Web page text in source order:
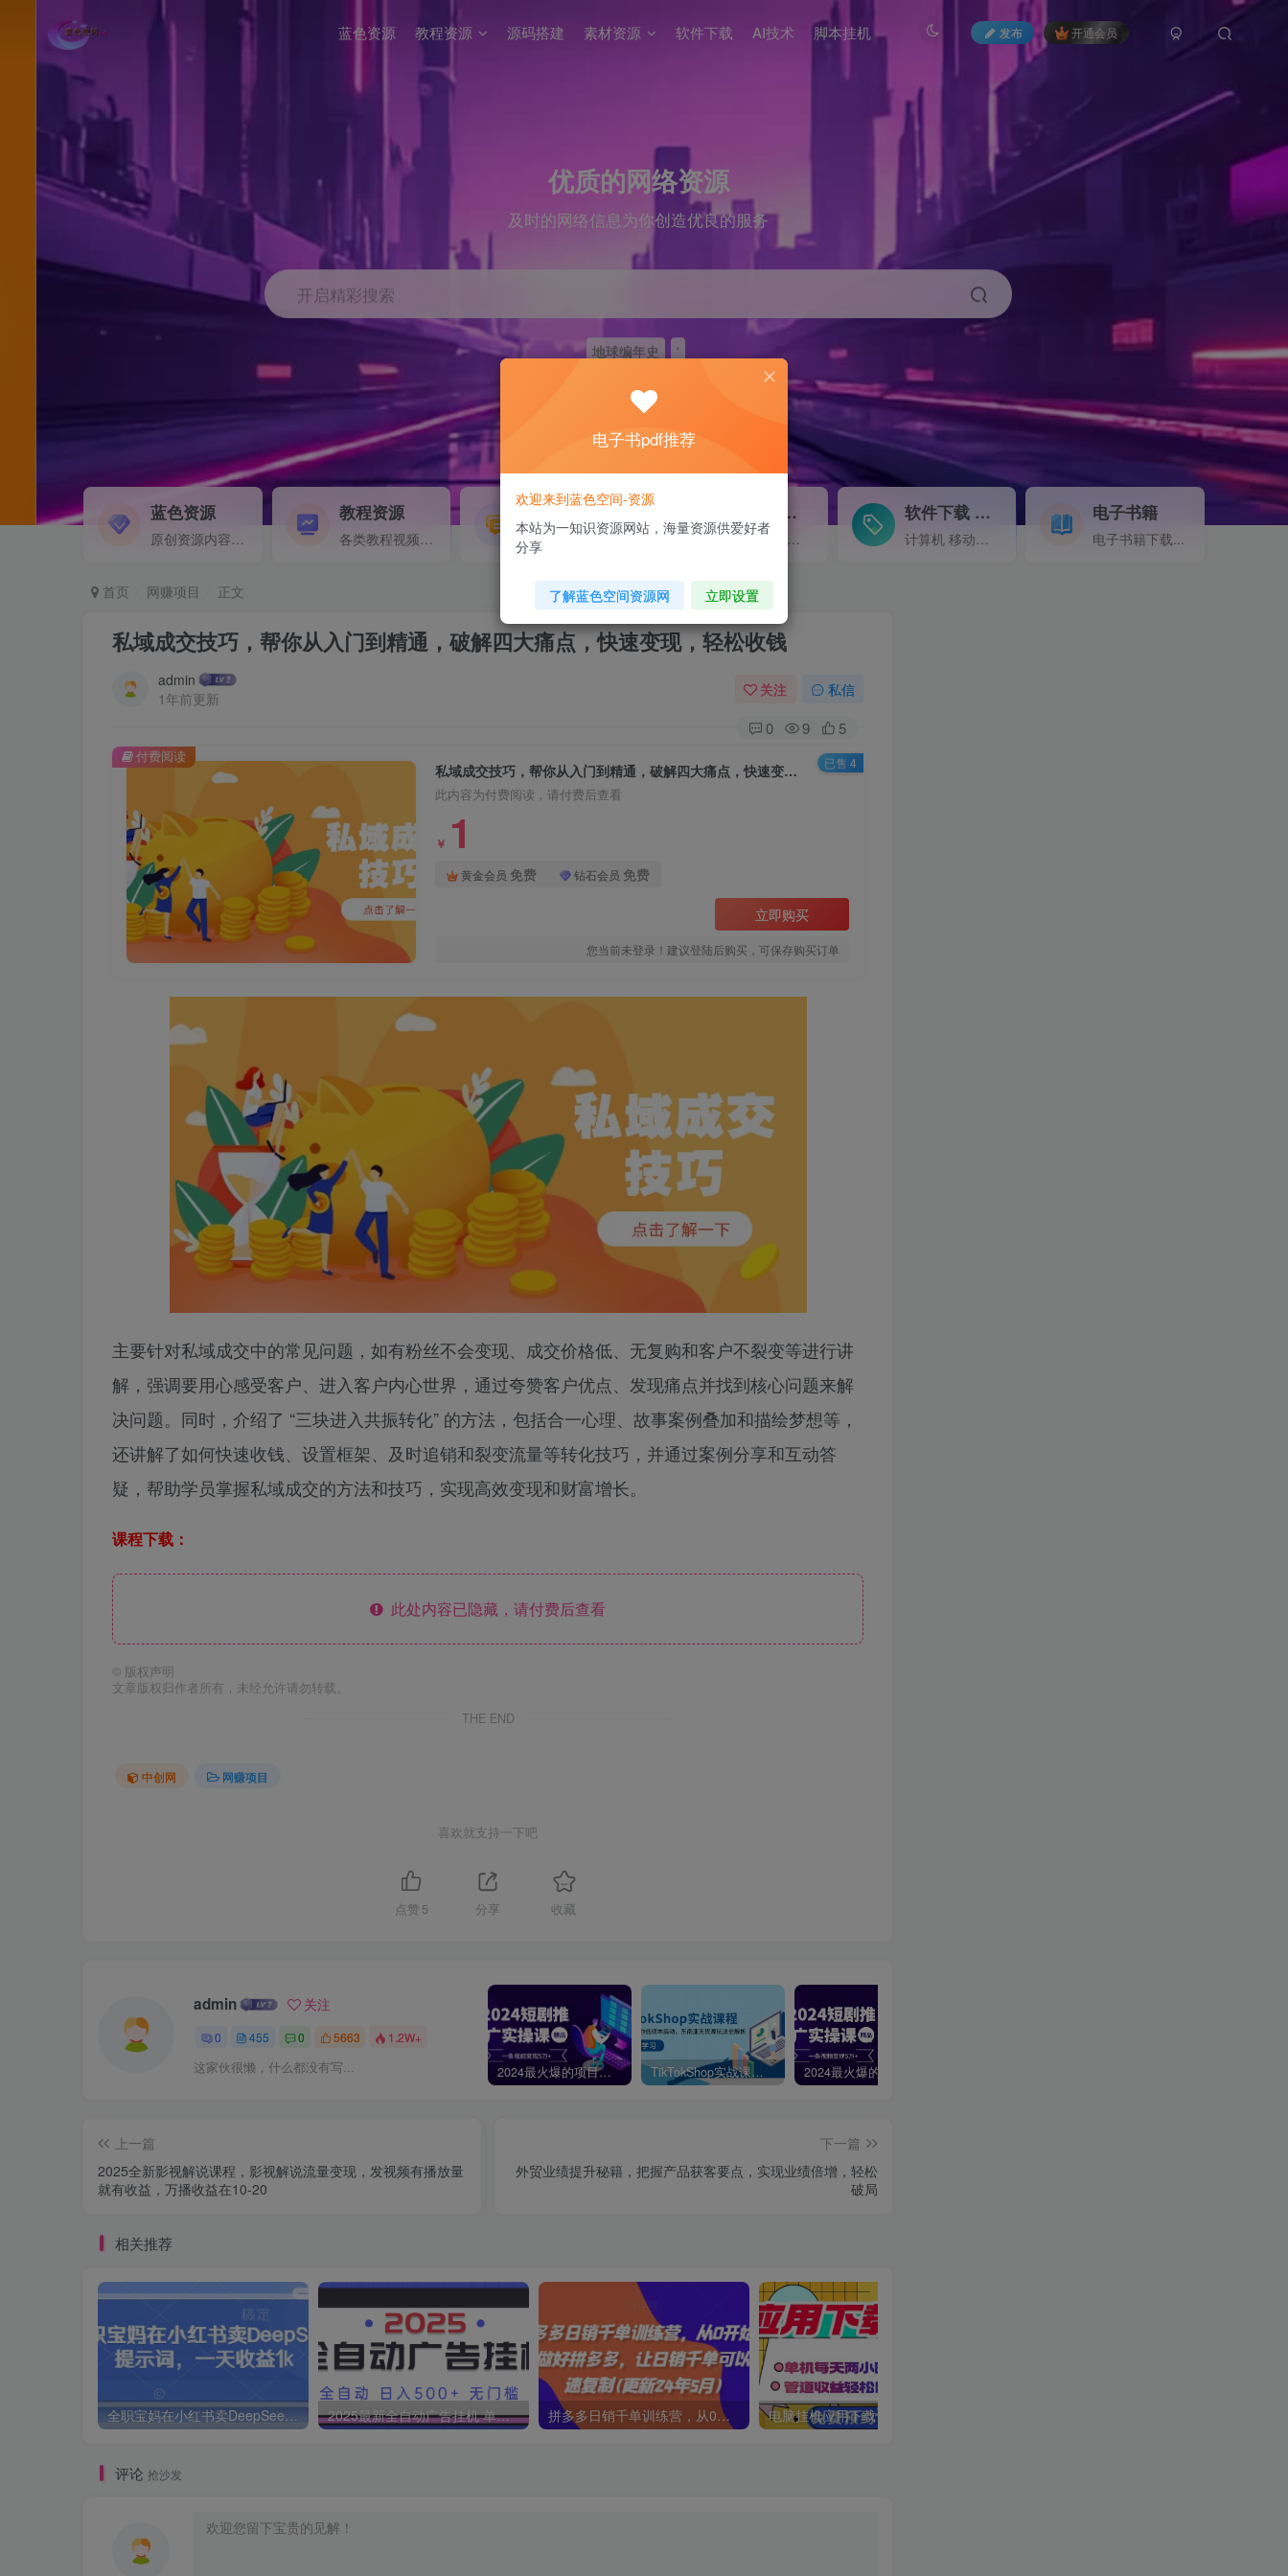
发布 开通会员
蓝色资源 教程资源 源码搭建 素材资源 软件下载 AI技术 脚本挂机
优质的网络资源
及时的网络信息为你创造优良的服务
开启精彩搜索
地球编年史 '
蓝色资源
原创资源内容精选...
教程资源
各类教程视频音频等资源...
源码搭建
各类源码搭建...
素材资源NEW
海量素材,资源分享...
软件下载GO
计算机 移动设备 软件下载....
电子书籍
电子书籍下载...
首页 网赚项目 正文
私域成交技巧，帮你从入门到精通，破解四大痛点，快速变现，轻松收钱
admin
1年前更新
关注 私信
0 9 5
私域成交技巧，帮你从入门到精通，破解四大痛点，快速变现，轻松收钱
此内容为付费阅读，请付费后查看
￥ 1
黄金会员 免费 钻石会员 免费
立即购买
您当前未登录！建议登陆后购买，可保存购买订单
付费阅读 已售 4
主要针对私域成交中的常见问题，如有粉丝不会变现、成交价格低、无复购和客户不裂变等进行讲
解，强调要用心感受客户、进入客户内心世界，通过夸赞客户优点、发现痛点并找到核心问题来解
决问题。同时，介绍了 “三块进入共振转化” 的方法，包括合一心理、故事案例叠加和描绘梦想等，
还讲解了如何快速收钱、设置框架、及时追销和裂变流量等转化技巧，并通过案例分享和互动答
疑，帮助学员掌握私域成交的方法和技巧，实现高效变现和财富增长。
课程下载：
此处内容已隐藏，请付费后查看
© 版权声明
文章版权归作者所有，未经允许请勿转载。
THE END
中创网 网赚项目
喜欢就支持一下吧
点赞 5 分享 收藏
admin 关注
0 455 0 5663 1.2W+
这家伙很懒，什么都没有写... 2024最火爆的项目短剧推广实操课，一条视频变现5万+【附软件工具】 TikTokShop实战课程，手把手教你低成本启动，东南亚无货源玩法全解析
上一篇
2025全新影视解说课程，影视解说流量变现，发视频有播放量
就有收益，万播收益在10-20
下一篇
外贸业绩提升秘籍，把握产品获客要点，实现业绩倍增，轻松
破局
相关推荐
全职宝妈在小红书卖DeepSeek提示词，一天收益1k 2025最新全自动广告挂机 单机500+实操分享 小白可无脑操作 拼多多日销千单训练营，从0开始带你做好拼多多，让日销千单可以快速复制(更新25年4月)
评论 抢沙发
电子书pdf推荐
欢迎来到蓝色空间-资源
本站为一知识资源网站，海量资源供爱好者
分享
了解蓝色空间资源网 立即设置